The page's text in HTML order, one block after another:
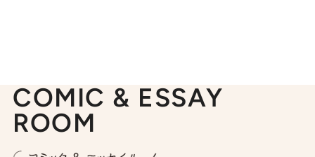
COMIC & ESSAY
ROOM